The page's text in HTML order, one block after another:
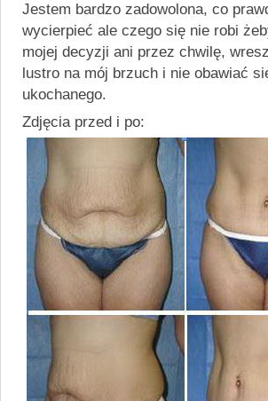
Jestem bardzo zadowolona, co
wycierpieć ale czego się nie robi
mojej decyzji ani przez chwilę,
lustro na mój brzuch i nie obawiać
ukochanego.
Zdjęcia przed i po: